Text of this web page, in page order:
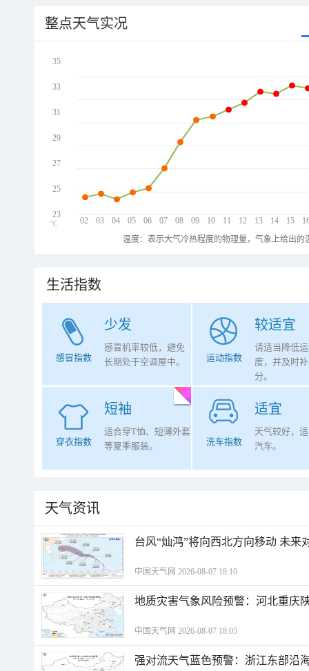
整点天气实况
02 03 04 05 06 07 08 09 10 11 12 13 14 15
35
33
31
29
27
25
23
℃
温度：表示大气冷热程度的物理量，气象上给出
生活指数
少发
感冒指数
感冒机率较低，避免
长期处于空调屋中。
较适宜
运动指数
请适当降低
度，并及时
分。
短袖
穿衣指数
适合穿T恤、短薄外套
等夏季服装。
适宜
洗车指数
天气较好，
汽车。
天气资讯
台风“灿鸿”将向西北方向移动 未来
中国天气网 2026-08-07 18:10
地质灾害气象风险预警：河北重庆
中国天气网 2026-08-07 18:05
强对流天气蓝色预警：浙江东部沿